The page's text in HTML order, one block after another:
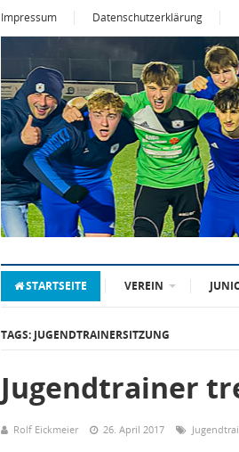
Impressum Datenschutzerklärung
STARTSEITE VEREIN
TAGS: JUGENDTRAINERSITZUNG
Jugendtrainer
Rolf Eickmeier 26. April 2017